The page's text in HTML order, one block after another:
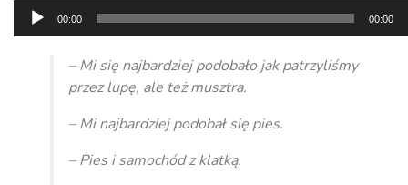
Odtwarzacz
plików
dźwiękowych
00:00 00:00
– Mi się najbardziej podobało jak patrzyliśmy
przez lupę, ale też musztra.
– Mi najbardziej podobał się pies.
– Pies i samochód z klatką.